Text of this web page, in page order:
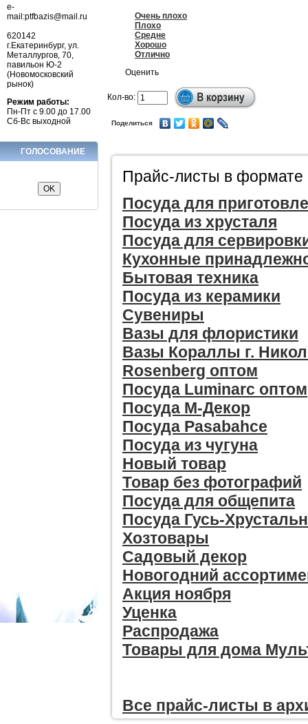
e-
mail:ptfbazis@mail.ru
620142
г.Екатеринбург, ул.
Металлургов, 70,
павильон Ю-2
(Новомосковский
рынок)
Режим работы:
Пн-Пт с 9.00 до 17.00
Сб-Вс выходной
ГОЛОСОВАНИЕ
Очень плохо
Плохо
Средне
Хорошо
Отлично
Оценить
Кол-во:
Поделиться
Прайс-листы в формате
Посуда для
Посуда из хрусталя
Посуда для
Кухонные
Бытовая техника
Посуда из керамики
Сувениры
Вазы для флористики
Вазы Кораллы г.
Rosenberg оптом
Посуда Luminarc оптом
Посуда М-Декор
Посуда Pasabahce
Посуда из чугуна
Новый товар
Товар без фотографий
Посуда для общепита
Посуда Гусь-
Хозтовары
Садовый декор
Новогодний
Акция ноября
Уценка
Распродажа
Товары для дома
Все прайc-листы в